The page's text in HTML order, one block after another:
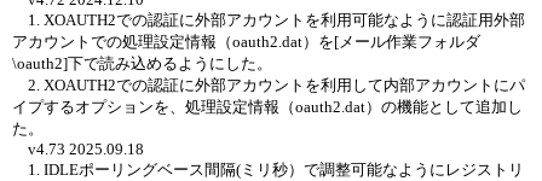
1. XOAUTH2での認証に外部アカウントを利用可能なように認証用外部
アカウントでの処理設定情報（oauth2.dat）を[メール作業フォルダ
\oauth2]下で読み込めるようにした。
2. XOAUTH2での認証に外部アカウントを利用して内部アカウントにパ
イプするオプションを、処理設定情報（oauth2.dat）の機能として追加し
た。
v4.73 2025.09.18
1. IDLEポーリングベース間隔(ミリ秒）で調整可能なようにレジストリ